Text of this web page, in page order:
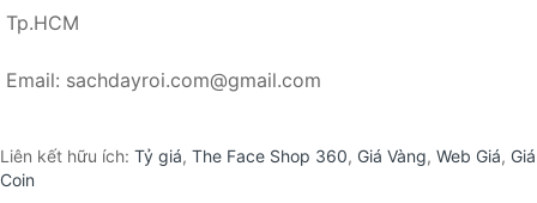
Tp.HCM
Email: sachdayroi.com@gmail.com
Liên kết hữu ích: Tỷ giá, The Face Shop 360, Giá Vàng, Web Giá, Giá
Coin